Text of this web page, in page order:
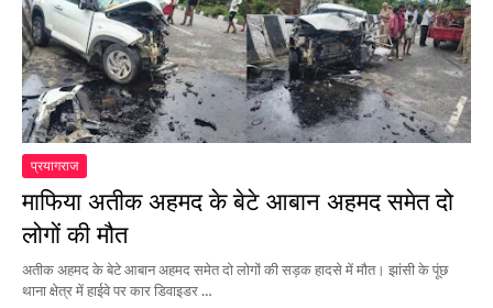
प्रयागराज
माफिया अतीक अहमद के बेटे आबान अहमद समेत दो
लोगों की मौत
अतीक अहमद के बेटे आबान अहमद समेत दो लोगों की सड़क हादसे में मौत। झांसी के पूंछ
थाना क्षेत्र में हाईवे पर कार डिवाइडर …